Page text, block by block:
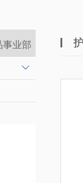
事业部